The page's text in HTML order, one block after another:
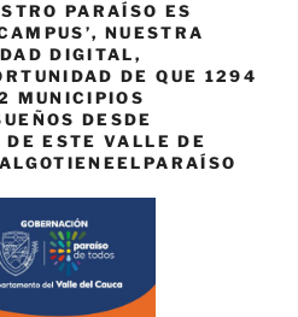
PARAÍSO ES
NUESTRA
DIGITAL,
DE QUE 1294
MUNICIPIOS
DESDE
DE ESTE VALLE DE